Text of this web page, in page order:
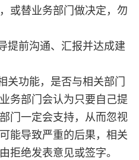
或替业务部门做决定，勿
前沟通、汇报并达成建
功能，是否与相关部门
务部门会认为只要自己提
门一定会支持，从而忽视
能导致严重的后果，相关
拒绝发表意见或签字。